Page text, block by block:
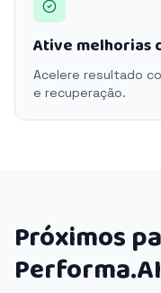
Ative melhorias
Acelere resultado
e recuperação.
Próximos
Performa.AI